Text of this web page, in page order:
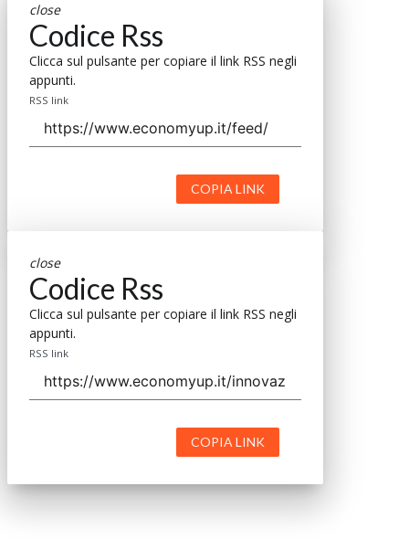
close
Codice Rss
Clicca sul pulsante per copiare il link RSS negli
appunti.
RSS link
COPIA LINK
close
Codice Rss
Clicca sul pulsante per copiare il link RSS negli
appunti.
RSS link
COPIA LINK